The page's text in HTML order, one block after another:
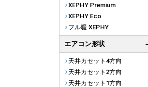
XEPHY Premium
XEPHY Eco
フル暖 XEPHY
エアコン形状
天井カセット4方向
天井カセット2方向
天井カセット1方向